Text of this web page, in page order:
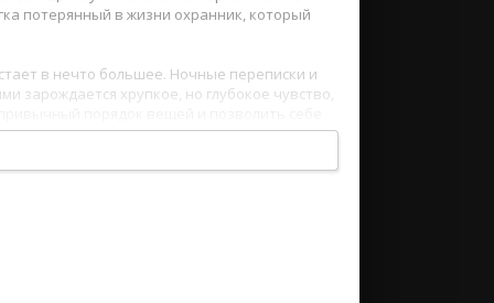
потерянный в жизни охранник, который
в нечто большее. Ночные переписки и
зарождается хрупкое, но глубокое чувство,
втором шансе и о том, что иногда самое